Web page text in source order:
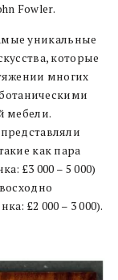
Fowler.
уникальные
которые
многих
мебели.
как пара
£3 000 – 5 000)
£2 000 – 3 000).